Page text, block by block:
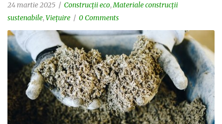
24 martie 2025 Construcții eco,Materiale construcții
sustenabile,Viețuire 0 Comments